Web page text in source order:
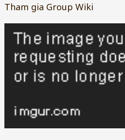
Tham gia Group Wiki